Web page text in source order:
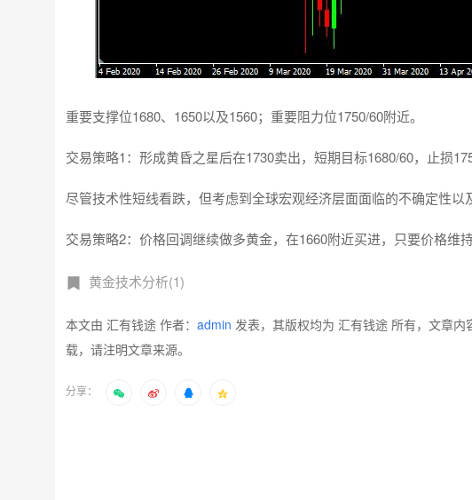
重要支撑位1680、1650以及1560；重要阻力位1750/60附近。
交易策略1：形成黄昏之星后在1730卖出，短期目标1680/60，止损
尽管技术性短线看跌，但考虑到全球宏观经济层面面临的不确定性以
交易策略2：价格回调继续做多黄金，在1660附近买进，只要价格维
黄金技术分析(1)
本文由 汇有钱途 作者： admin 发表，其版权均为 汇有钱途 所有，文章
载，请注明文章来源。
分享：